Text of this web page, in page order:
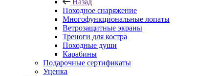
Назад
Походное снаряжение
Многофункциональные лопаты
Ветрозащитные экраны
Треноги для костра
Походные души
Карабины
Подарочные сертификаты
Уценка